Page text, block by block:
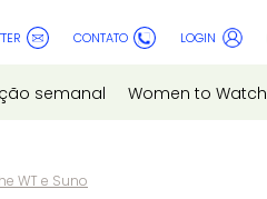
CONTATO LOGIN
semanal Women to Watch
WT e Suno